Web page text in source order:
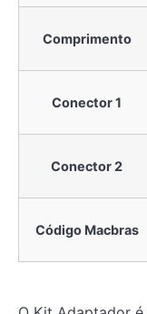
Comprimento
Conector 1
Conector 2
Código Macbras